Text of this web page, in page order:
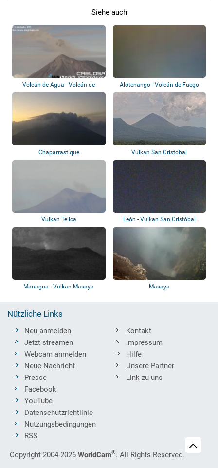
Siehe auch
Volcán de Agua - Volcán de
Fuego
Alotenango - Volcán de Fuego
Chaparrastique Vulkan San Cristóbal
Vulkan Telica León - Vulkan San Cristóbal
Managua - Vulkan Masaya Masaya
Nützliche Links
Neu anmelden
Jetzt streamen
Webcam anmelden
Neue Nachricht
Presse
Kontakt
Impressum
Hilfe
Unsere Partner
Link zu uns
Facebook
YouTube
Datenschutzrichtlinie
Nutzungsbedingungen
RSS
Copyright 2004-2026 WorldCam®. All Rights Reserved.